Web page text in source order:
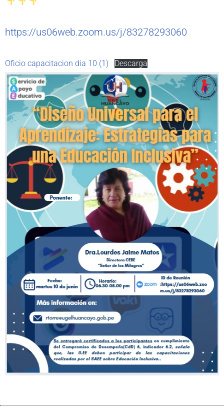
https://us06web.zoom.us/j/83278293060
Oficio capacitacion dia 10 (1) Descarga